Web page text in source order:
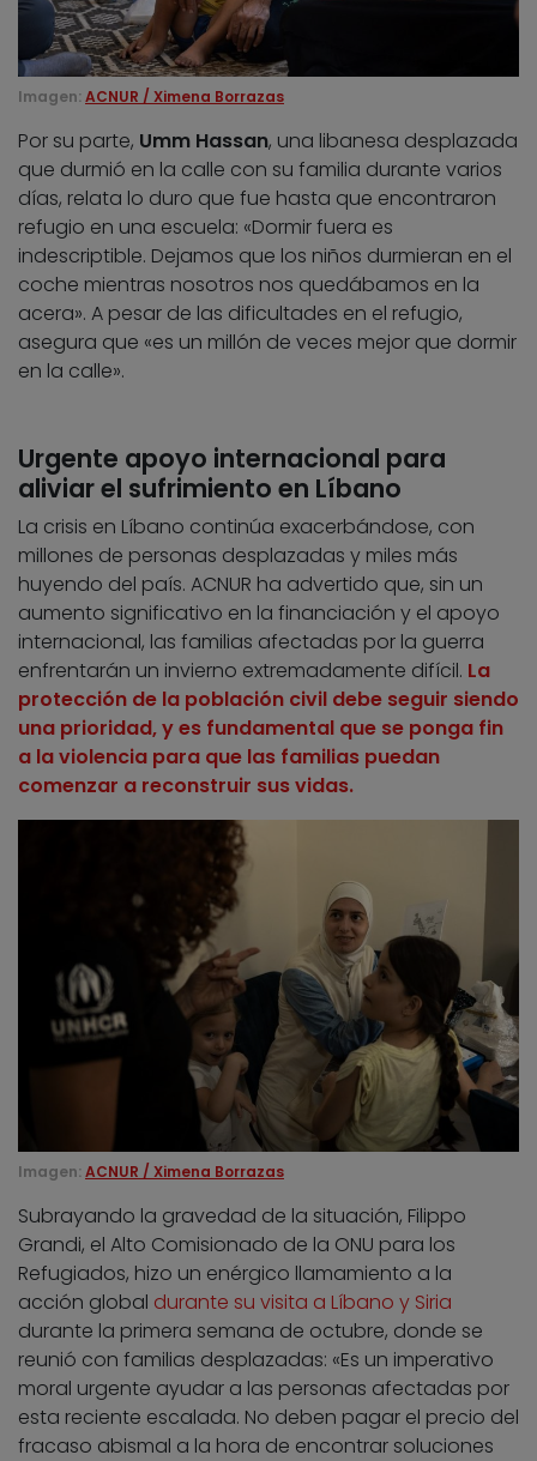
Imagen: ACNUR / Ximena Borrazas
Por su parte, Umm Hassan, una libanesa desplazada
que durmió en la calle con su familia durante varios
días, relata lo duro que fue hasta que encontraron
refugio en una escuela: «Dormir fuera es
indescriptible. Dejamos que los niños durmieran en el
coche mientras nosotros nos quedábamos en la
acera». A pesar de las dificultades en el refugio,
asegura que «es un millón de veces mejor que dormir
en la calle».
Urgente apoyo internacional para
aliviar el sufrimiento en Líbano
La crisis en Líbano continúa exacerbándose, con
millones de personas desplazadas y miles más
huyendo del país. ACNUR ha advertido que, sin un
aumento significativo en la financiación y el apoyo
internacional, las familias afectadas por la guerra
enfrentarán un invierno extremadamente difícil. La
protección de la población civil debe seguir siendo
una prioridad, y es fundamental que se ponga fin
a la violencia para que las familias puedan
comenzar a reconstruir sus vidas.
Imagen: ACNUR / Ximena Borrazas
Subrayando la gravedad de la situación, Filippo
Grandi, el Alto Comisionado de la ONU para los
Refugiados, hizo un enérgico llamamiento a la
acción global durante su visita a Líbano y Siria
durante la primera semana de octubre, donde se
reunió con familias desplazadas: «Es un imperativo
moral urgente ayudar a las personas afectadas por
esta reciente escalada. No deben pagar el precio del
fracaso abismal a la hora de encontrar soluciones